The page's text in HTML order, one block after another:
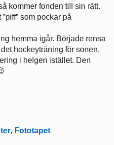
kommer fonden till sin rätt.
som pockar på
hemma igår. Började rensa
hockeyträning för sonen,
i helgen istället. Den
, Fototapet